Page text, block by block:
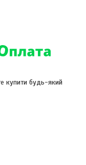
купити будь-який